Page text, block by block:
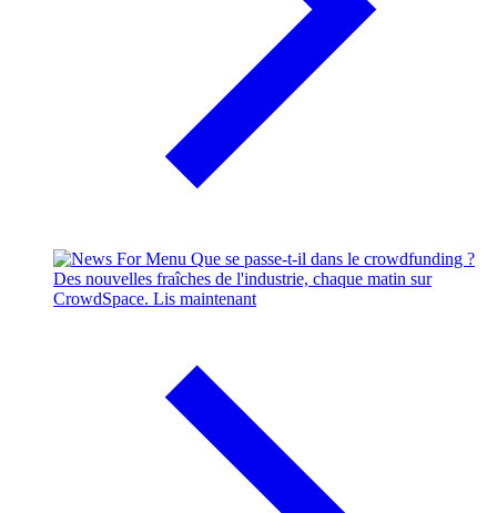
Que se passe-t-il dans le crowdfunding ?
Des nouvelles fraîches de l'industrie, chaque matin sur
CrowdSpace. Lis maintenant